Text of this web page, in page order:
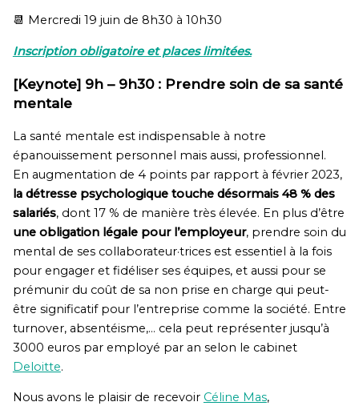
📆 Mercredi 19 juin de 8h30 à 10h30
Inscription obligatoire et places limitées.
[Keynote] 9h – 9h30 : Prendre soin de sa santé
mentale
La santé mentale est indispensable à notre
épanouissement personnel mais aussi, professionnel.
En augmentation de 4 points par rapport à février 2023,
la détresse psychologique touche désormais 48 % des
salariés, dont 17 % de manière très élevée. En plus d’être
une obligation légale pour l’employeur, prendre soin du
mental de ses collaborateur·trices est essentiel à la fois
pour engager et fidéliser ses équipes, et aussi pour se
prémunir du coût de sa non prise en charge qui peut-
être significatif pour l’entreprise comme la société. Entre
turnover, absentéisme,… cela peut représenter jusqu’à
3000 euros par employé par an selon le cabinet
Deloitte.
Nous avons le plaisir de recevoir Céline Mas,